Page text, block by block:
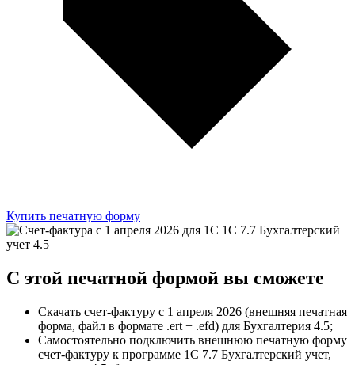
Купить печатную форму
C этой печатной формой вы сможете
Скачать счет-фактуру с 1 апреля 2026 (внешняя печатная
форма, файл в формате .ert + .efd) для Бухгалтерия 4.5;
Самостоятельно подключить внешнюю печатную форму
счет-фактуру к программе 1С 7.7 Бухгалтерский учет,